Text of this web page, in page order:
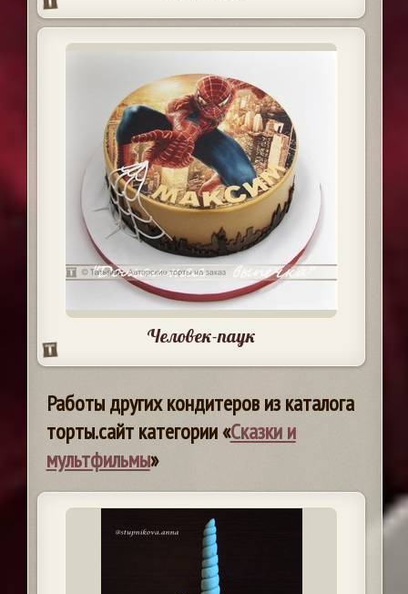
Человек-паук
Работы других кондитеров из каталога
торты.сайт категории «Сказки и
мультфильмы»